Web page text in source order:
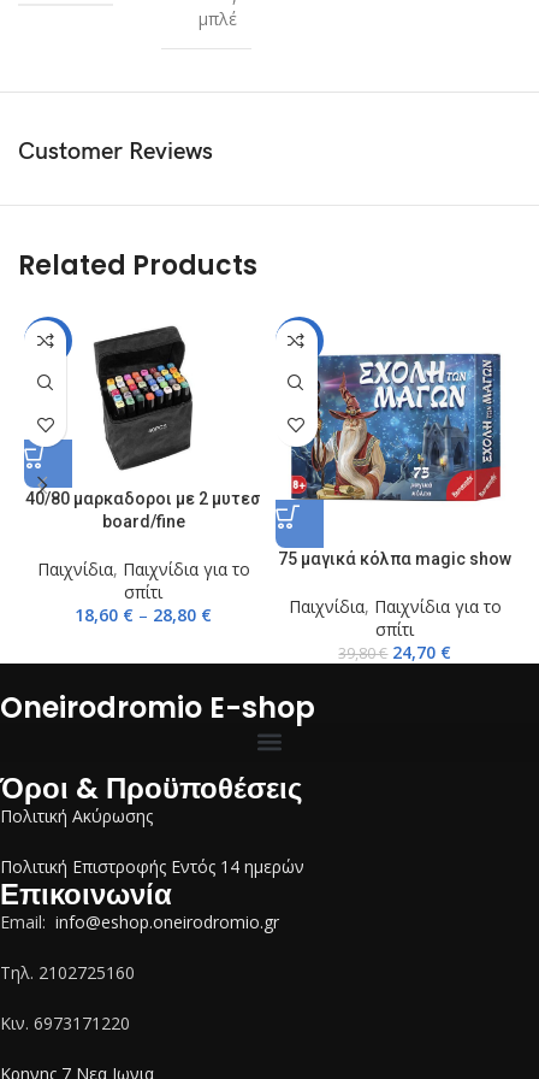
μπλέ
Customer Reviews
Related Products
-28%
40/80 μαρκαδοροι με 2 μυτεσ
board/fine
Παιχνίδια, Παιχνίδια για το
σπίτι
18,60 € – 28,80 €
-38%
75 μαγικά κόλπα magic show
Παιχνίδια, Παιχνίδια για το
σπίτι
39,80€ 24,70 €
Oneirodromio E-shop
Όροι & Προϋποθέσεις
Πολιτική Ακύρωσης
Πολιτική Επιστροφής Εντός 14 ημερών
Επικοινωνία
Email: info@eshop.oneirodromio.gr
Tηλ. 2102725160
Κιν. 6973171220
Κρηνης 7 Νεα Ιωνια